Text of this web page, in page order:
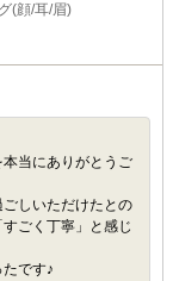
(顔/耳/眉)
当にありがとうご
しいただけたとの
ごく丁寧」と感じ
です♪